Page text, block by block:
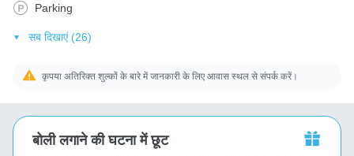
Parking
सब दिखाएं (26)
कृपया अतिरिक्त शुल्कों के बारे में जानकारी के लिए आवास स्थल से संपर्क करें।
बोली लगाने की घटना में छूट